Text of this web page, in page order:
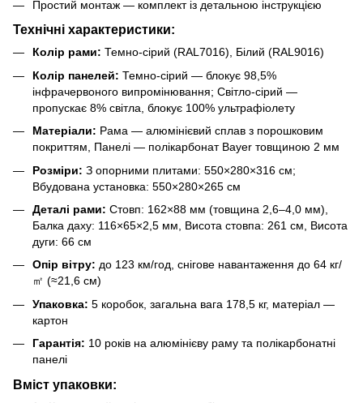
Простий монтаж — комплект із детальною інструкцією
Технічні характеристики:
Колір рами: Темно-сірий (RAL7016), Білий (RAL9016)
Колір панелей: Темно-сірий — блокує 98,5%
інфрачервоного випромінювання; Світло-сірий —
пропускає 8% світла, блокує 100% ультрафіолету
Матеріали: Рама — алюмінієвий сплав з порошковим
покриттям, Панелі — полікарбонат Bayer товщиною 2 мм
Розміри: З опорними плитами: 550×280×316 см;
Вбудована установка: 550×280×265 см
Деталі рами: Стовп: 162×88 мм (товщина 2,6–4,0 мм),
Балка даху: 116×65×2,5 мм, Висота стовпа: 261 см, Висота
дуги: 66 см
Опір вітру: до 123 км/год, снігове навантаження до 64 кг/
㎡ (≈21,6 см)
Упаковка: 5 коробок, загальна вага 178,5 кг, матеріал —
картон
Гарантія: 10 років на алюмінієву раму та полікарбонатні
панелі
Вміст упаковки: